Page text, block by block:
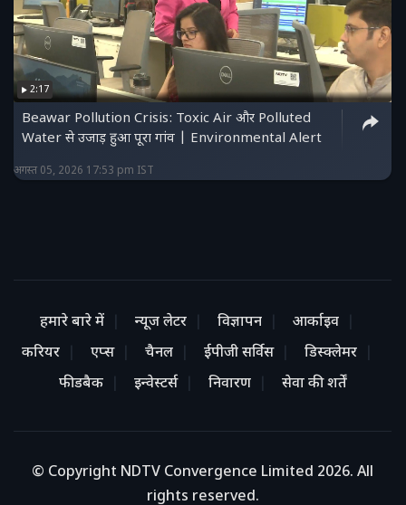
2:17
Beawar Pollution Crisis: Toxic Air और Polluted
Water से उजाड़ हुआ पूरा गांव | Environmental Alert
अगस्त 05, 2026 17:53 pm IST
हमारे बारे में न्यूज लेटर विज्ञापन
आर्काइव
करियर
एप्स चैनल ईपीजी सर्विस
डिस्क्लेमर
फीडबैक
इन्वेस्टर्स निवारण सेवा की शर्तें
© Copyright NDTV Convergence Limited 2026. All
rights reserved.